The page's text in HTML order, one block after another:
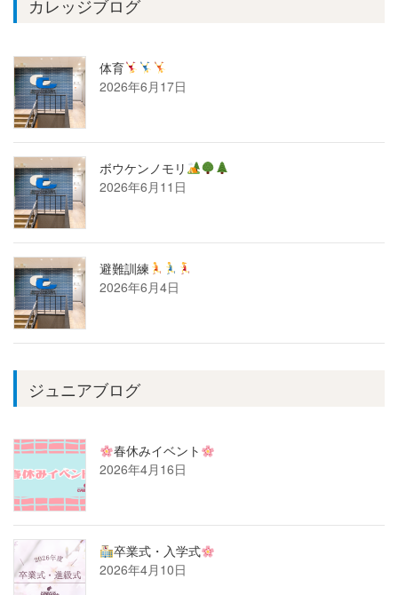
カレッジブログ
体育
2026年6月17日
ボウケンノモリ
2026年6月11日
避難訓練
2026年6月4日
ジュニアブログ
春休みイベント
2026年4月16日
卒業式・入学式
2026年4月10日